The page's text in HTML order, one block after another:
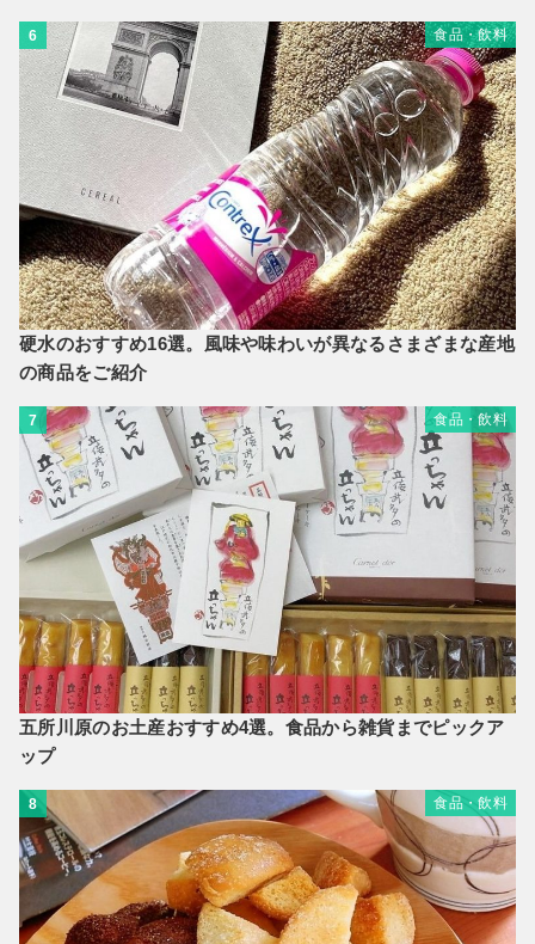
6 食品・飲料
硬水のおすすめ16選。風味や味わいが異なるさまざまな産地
の商品をご紹介
7 食品・飲料
五所川原のお土産おすすめ4選。食品から雑貨までピックア
ップ
8 食品・飲料